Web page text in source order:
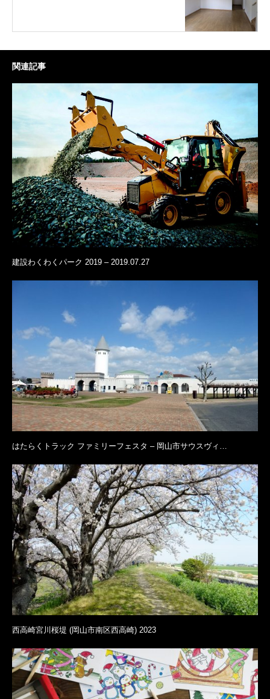
関連記事
建設わくわくパーク 2019 – 2019.07.27
はたらくトラック ファミリーフェスタ – 岡山市サウスヴィ…
西高崎宮川桜堤 (岡山市南区西高崎) 2023